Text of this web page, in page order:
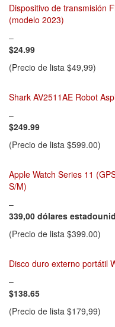
Dispositivo de transmisión
(modelo 2023)
–
$24.99
(Precio de lista $49,99)
Shark AV2511AE Robot
–
$249.99
(Precio de lista $599.00)
Apple Watch Series 11
S/M)
–
339,00 dólares
(Precio de lista $399.00)
Disco duro externo portátil
–
$138.65
(Precio de lista $179,99)